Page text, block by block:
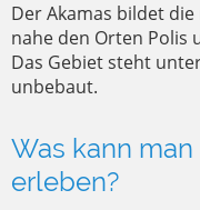
Der Akamas bildet
nahe den Orten Polis
Das Gebiet steht
unbebaut.
Was kann
erleben?